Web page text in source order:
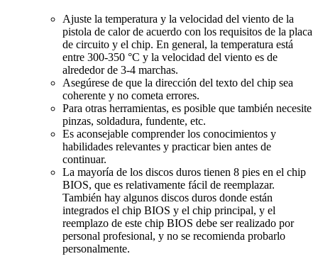
Ajuste la temperatura y la velocidad del viento de la
pistola de calor de acuerdo con los requisitos de la placa
de circuito y el chip. En general, la temperatura está
entre 300-350 °C y la velocidad del viento es de
alrededor de 3-4 marchas.
Asegúrese de que la dirección del texto del chip sea
coherente y no cometa errores.
Para otras herramientas, es posible que también necesite
pinzas, soldadura, fundente, etc.
Es aconsejable comprender los conocimientos y
habilidades relevantes y practicar bien antes de
continuar.
La mayoría de los discos duros tienen 8 pies en el chip
BIOS, que es relativamente fácil de reemplazar.
También hay algunos discos duros donde están
integrados el chip BIOS y el chip principal, y el
reemplazo de este chip BIOS debe ser realizado por
personal profesional, y no se recomienda probarlo
personalmente.